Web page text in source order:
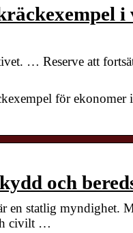
i
… Reserve att
för ekonomer
och
en statlig myndighet.
civilt …